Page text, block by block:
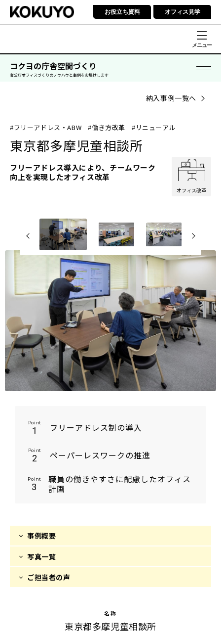
お役立ち資料 オフィス見学
メニュー
コクヨの庁舎空間づくり
官公庁オフィスづくりのノウハウと事例をお届けします
納入事例一覧へ
#フリーアドレス・ABW #働き方改革 #リニューアル
東京都多摩児童相談所
フリーアドレス導入により、チームワーク
向上を実現したオフィス改革
オフィス改革
Point
1 フリーアドレス制の導入
Point
2 ペーパーレスワークの推進
Point
3
職員の働きやすさに配慮したオフィス
計画
事例概要
写真一覧
ご担当者の声
名称
東京都多摩児童相談所